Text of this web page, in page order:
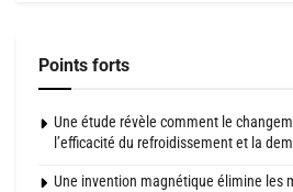
Points forts
Une étude révèle comment le
l’efficacité du refroidissement et la
Une invention magnétique élimine les